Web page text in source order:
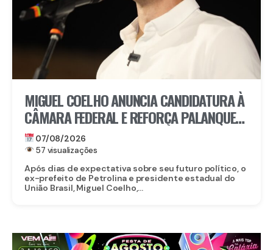
MIGUEL COELHO ANUNCIA CANDIDATURA À
CÂMARA FEDERAL E REFORÇA PALANQUE
DE RAQUEL LYRA EM PERNAMBUCO
07/08/2026
57 visualizações
Após dias de expectativa sobre seu futuro político, o
ex-prefeito de Petrolina e presidente estadual do
União Brasil, Miguel Coelho,...